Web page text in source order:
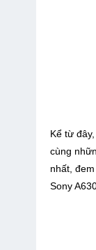
Kể từ
cùng
nhất,
Sony